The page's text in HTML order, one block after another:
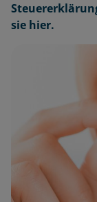
sie hier.